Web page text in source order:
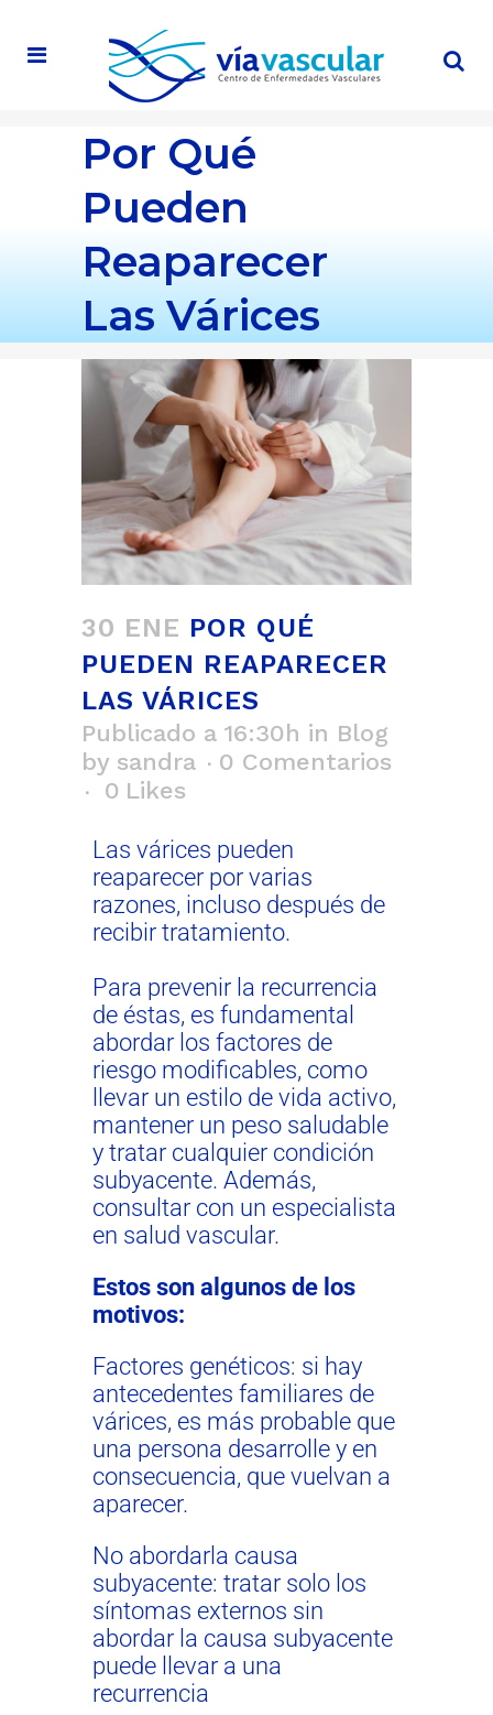
Por Qué
Pueden
Reaparecer
Las Várices
30 ENE POR QUÉ
PUEDEN REAPARECER
LAS VÁRICES
Publicado a 16:30h in Blog
by sandra
0 Comentarios
0 Likes
Las várices pueden
reaparecer por varias
razones, incluso después de
recibir tratamiento.
Para prevenir la recurrencia
de éstas, es fundamental
abordar los factores de
riesgo modificables, como
llevar un estilo de vida activo,
mantener un peso saludable
y tratar cualquier condición
subyacente. Además,
consultar con un especialista
en salud vascular.
Estos son algunos de los
motivos:
Factores genéticos: si hay
antecedentes familiares de
várices, es más probable que
una persona desarrolle y en
consecuencia, que vuelvan a
aparecer.
No abordarla causa
subyacente: tratar solo los
síntomas externos sin
abordar la causa subyacente
puede llevar a una
recurrencia